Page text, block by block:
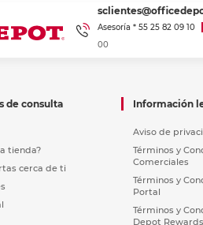
Asesoría * 55 25 82 09 10
00
de consulta
tienda?
cerca de ti
Información
Aviso de
Términos y
Comerciales
Términos y
Portal
Términos y
Depot Rewards